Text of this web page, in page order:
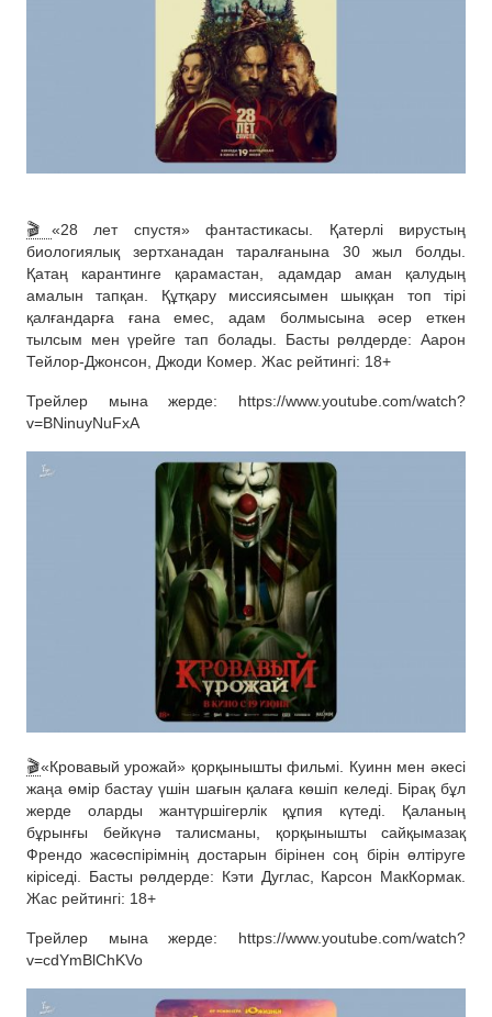
🎬 «28 лет спустя» фантастикасы. Қатерлі вирустың
биологиялық зертханадан таралғанына 30 жыл болды.
Қатаң карантинге қарамастан, адамдар аман қалудың
амалын тапқан. Құтқару миссиясымен шыққан топ тірі
қалғандарға ғана емес, адам болмысына әсер еткен
тылсым мен үрейге тап болады. Басты рөлдерде: Аарон
Тейлор-Джонсон, Джоди Комер. Жас рейтингі: 18+
Трейлер мына жерде: https://www.youtube.com/watch?
v=BNinuyNuFxA
🎬«Кровавый урожай» қорқынышты фильмі. Куинн мен әкесі
жаңа өмір бастау үшін шағын қалаға көшіп келеді. Бірақ бұл
жерде оларды жантүршігерлік құпия күтеді. Қаланың
бұрынғы бейкүнә талисманы, қорқынышты сайқымазақ
Френдо жасөспірімнің достарын бірінен соң бірін өлтіруге
кіріседі. Басты рөлдерде: Кэти Дуглас, Карсон МакКормак.
Жас рейтингі: 18+
Трейлер мына жерде: https://www.youtube.com/watch?
v=cdYmBlChKVo